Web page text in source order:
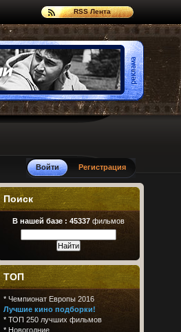
RSS Лента
Войти Регистрация
Поиск
В нашей базе : 45337 фильмов
ТОП
*Чемпионат Европы 2016
Лучшие кино подборки!
*ТОП 250 лучших фильмов
* Новогодние